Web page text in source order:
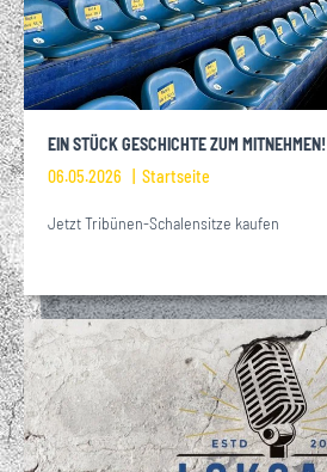
EIN STÜCK GESCHICHTE ZUM MITNEHMEN!
06.05.2026
Startseite
Jetzt Tribünen-Schalensitze kaufen